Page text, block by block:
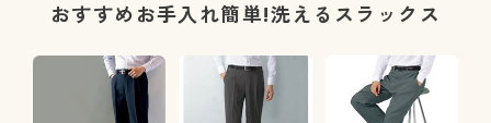
おすすめお手入れ簡単!洗えるスラックス